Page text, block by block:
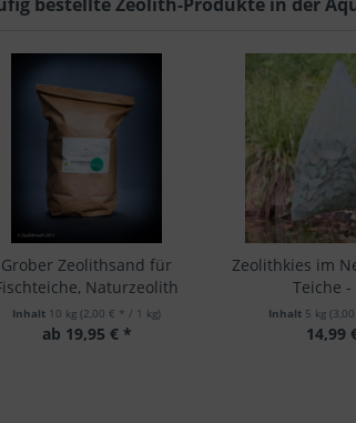
Grober Zeolithsand für
Naturzeolith
Inhalt 10 kg (2,00 € * / 1 kg)
ab 19,95 € *
Zeolithkies im
Teiche -
Inhalt 5 kg
14,99